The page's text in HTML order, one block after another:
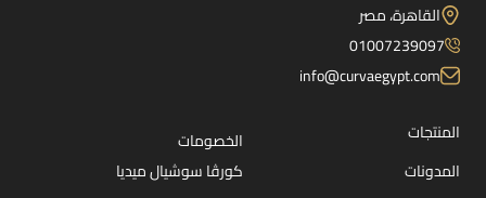
القاهرة، مصر
01007239097
info@curvaegypt.com
المنتجات
الخصومات
المدونات
كورڤا سوشيال ميديا